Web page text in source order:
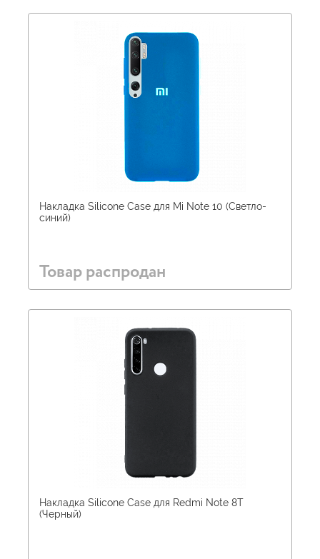
Накладка Silicone Case для Mi Note 10 (Светло-
синий)
Товар распродан
Накладка Silicone Case для Redmi Note 8T
(Черный)